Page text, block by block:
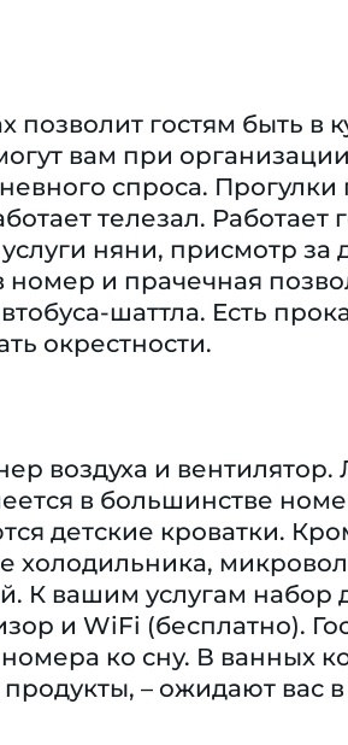
гостям быть в
вам при
спроса.
телезал. Работает
няни, присмотр за
номер и прачечная
шаттла. Есть
окрестности.
воздуха и
в большинстве
детские кроватки.
холодильника,
К вашим услугам
и WiFi (бесплатно).
ко сну. В ванных
– ожидают